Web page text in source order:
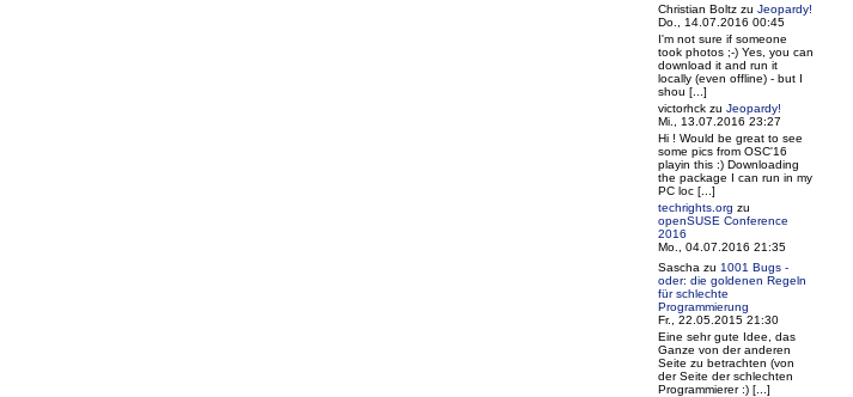
Christian Boltz zu Jeopardy!
Do., 14.07.2016 00:45
I'm not sure if someone
took photos ;-) Yes, you can
download it and run it
locally (even offline) - but I
shou [...]
victorhck zu Jeopardy!
Mi., 13.07.2016 23:27
Hi ! Would be great to see
some pics from OSC'16
playin this :) Downloading
the package I can run in my
PC loc [...]
techrights.org zu
openSUSE Conference
2016
Mo., 04.07.2016 21:35
Sascha zu 1001 Bugs -
oder: die goldenen Regeln
für schlechte
Programmierung
Fr., 22.05.2015 21:30
Eine sehr gute Idee, das
Ganze von der anderen
Seite zu betrachten (von
der Seite der schlechten
Programmierer :) [...]